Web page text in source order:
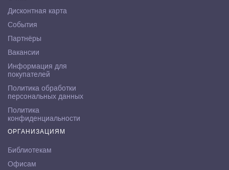
Дисконтная карта
События
Партнёры
Вакансии
Информация для
покупателей
Политика обработки
персональных данных
Политика
конфиденциальности
ОРГАНИЗАЦИЯМ
Библиотекам
Офисам